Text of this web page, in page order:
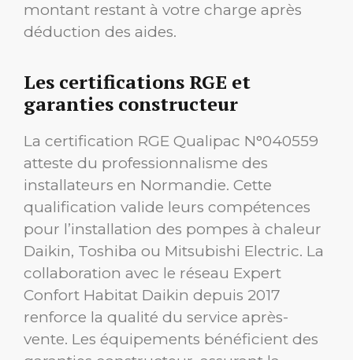
montant restant à votre charge après
déduction des aides.
Les certifications RGE et
garanties constructeur
La certification RGE Qualipac N°040559
atteste du professionnalisme des
installateurs en Normandie. Cette
qualification valide leurs compétences
pour l’installation des pompes à chaleur
Daikin, Toshiba ou Mitsubishi Electric. La
collaboration avec le réseau Expert
Confort Habitat Daikin depuis 2017
renforce la qualité du service après-
vente. Les équipements bénéficient des